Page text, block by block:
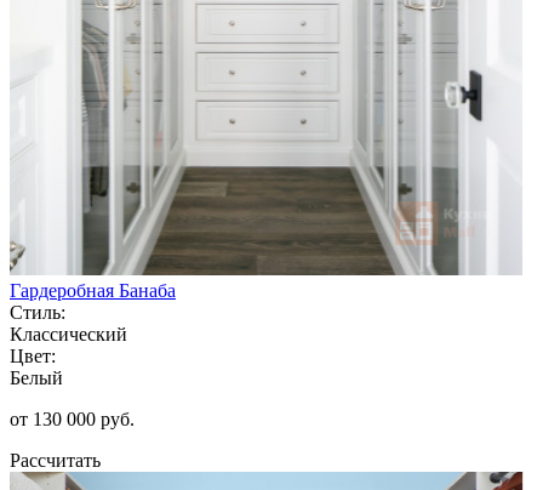
Гардеробная Банаба
Стиль:
Классический
Цвет:
Белый
от 130 000 руб.
Рассчитать